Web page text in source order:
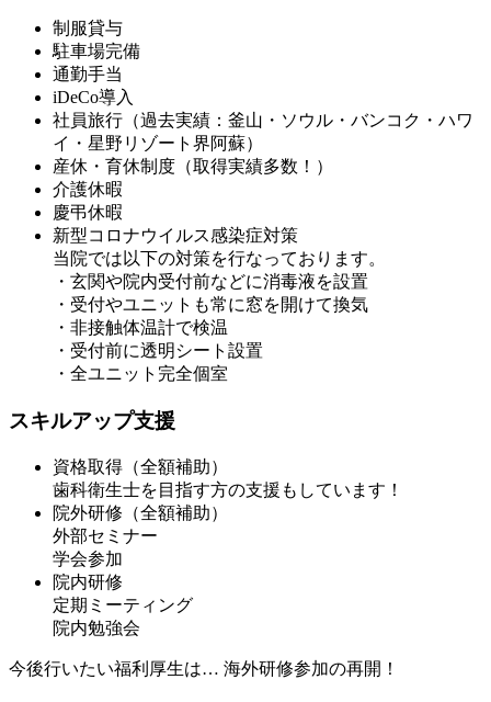
制服貸与
駐車場完備
通勤手当
iDeCo導入
社員旅行（過去実績：釜山・ソウル・バンコク・ハワ
イ・星野リゾート界阿蘇）
産休・育休制度（取得実績多数！）
介護休暇
慶弔休暇
新型コロナウイルス感染症対策
当院では以下の対策を行なっております。
・玄関や院内受付前などに消毒液を設置
・受付やユニットも常に窓を開けて換気
・非接触体温計で検温
・受付前に透明シート設置
・全ユニット完全個室
スキルアップ支援
資格取得（全額補助）
歯科衛生士を目指す方の支援もしています！
院外研修（全額補助）
外部セミナー
学会参加
院内研修
定期ミーティング
院内勉強会
今後行いたい福利厚生は… 海外研修参加の再開！